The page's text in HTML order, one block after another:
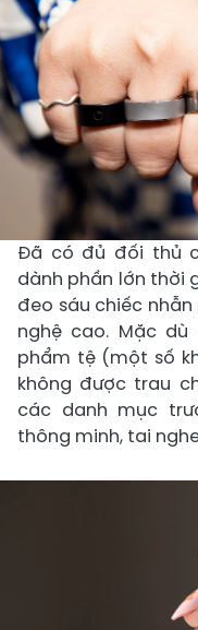
Đã có đủ đối thủ
dành phần lớn thời
đeo sáu chiếc
nghệ cao. Mặc
phẩm tệ (một số
không được trau
các danh mục
thông minh, tai